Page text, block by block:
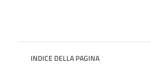
INDICE DELLA PAGINA